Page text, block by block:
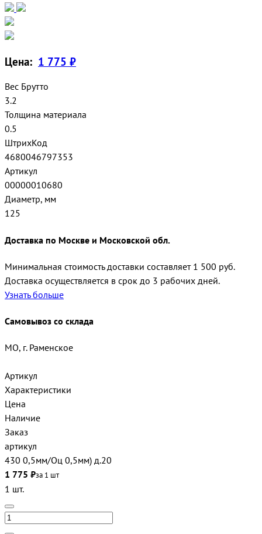
Цена: 1 775 ₽
Вес Брутто
3.2
Толщина материала
0.5
ШтрихКод
4680046797353
Артикул
00000010680
Диаметр, мм
125
Доставка по Москве и Московской обл.
Минимальная стоимость доставки составляет 1 500 руб.
Доставка осуществляется в срок до 3 рабочих дней.
Узнать больше
Самовывоз со склада
МО, г. Раменское
Артикул
Характеристики
Цена
Наличие
Заказ
артикул
430 0,5мм/Оц 0,5мм) д.20
1 775 ₽за 1 шт
1 шт.